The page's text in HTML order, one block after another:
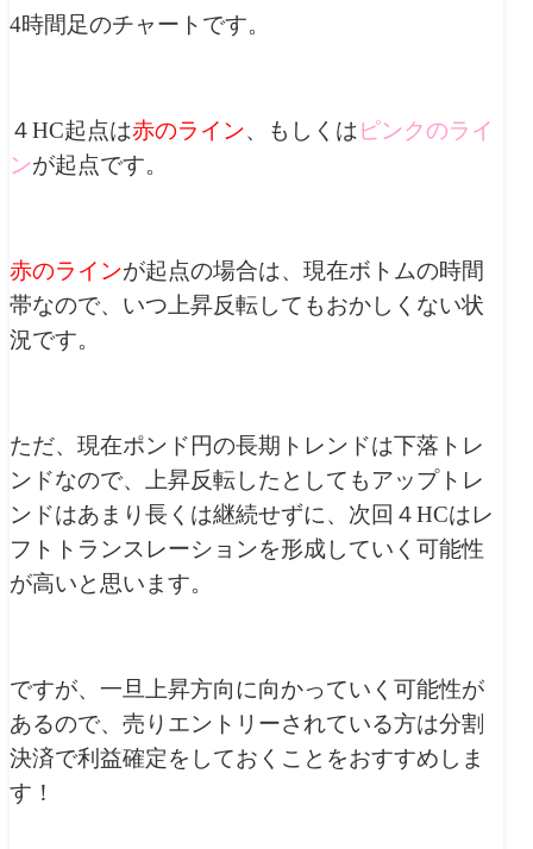
4時間足のチャートです。
４HC起点は赤のライン、もしくはピンクのライ
ンが起点です。
赤のラインが起点の場合は、現在ボトムの時間
帯なので、いつ上昇反転してもおかしくない状
況です。
ただ、現在ポンド円の長期トレンドは下落トレ
ンドなので、上昇反転したとしてもアップトレ
ンドはあまり長くは継続せずに、次回４HCはレ
フトトランスレーションを形成していく可能性
が高いと思います。
ですが、一旦上昇方向に向かっていく可能性が
あるので、売りエントリーされている方は分割
決済で利益確定をしておくことをおすすめしま
す！